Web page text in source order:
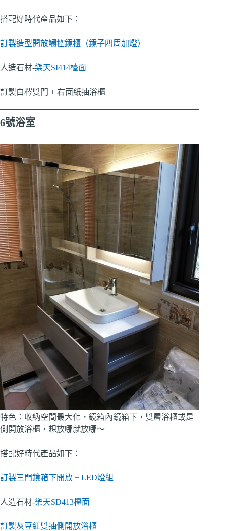
搭配好時代產品如下：
訂製造型開放觸控鏡櫃（鏡子四周加燈）
人造石材-樂天SI414檯面
訂製白梣雙門 + 右面紙抽浴櫃
6號浴室
特色：收納空間最大化，鏡箱內鏡箱下，雙層浴櫃或是
側開放浴櫃，想放哪就放哪～
搭配好時代產品如下：
訂製三門鏡箱下開放 + LED燈組
人造石材-樂天SD413檯面
訂製灰豆紅雙抽側開放浴櫃